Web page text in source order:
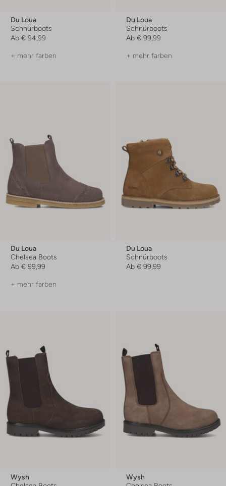
Du Loua
Schnürboots
Ab € 94,99
+ mehr farben
Du Loua
Schnürboots
Ab € 99,99
+ mehr farben
Du Loua
Chelsea Boots
Ab € 99,99
+ mehr farben
Du Loua
Schnürboots
Ab € 99,99
Wysh
Wysh